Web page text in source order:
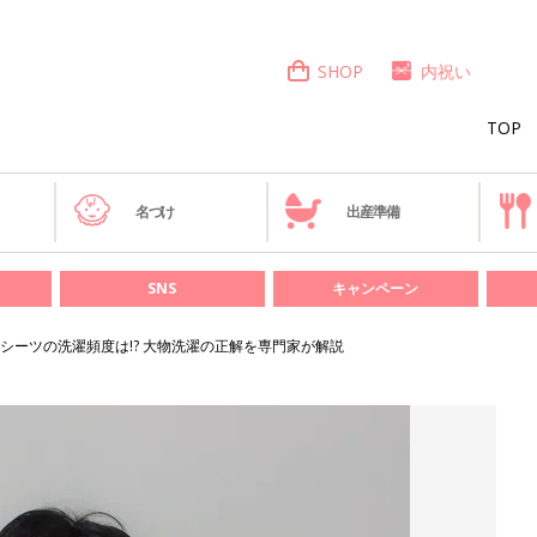
TOP
SHOP 内祝い
名づけ 出産準備
SNS キャンペーン
ーツの洗濯頻度は!? 大物洗濯の正解を専門家が解説